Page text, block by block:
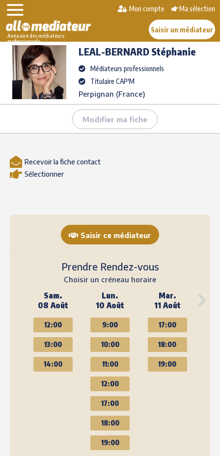
Skip
content
Annuaire des médiateurs
professionnels
Mon compte Ma sélection
Saisir un médiateur
AlloMediateur
Stéphanie
LEAL-BERNARD Stéphanie
Médiateurs professionnels
Titulaire CAP'M
Perpignan (France)
Modifier ma fiche
Recevoir la fiche contact
Sélectionner
Saisir ce médiateur
Prendre Rendez-vous
Choisir un créneau horaire
Sam.
08 Août
12:00
13:00
14:00
Lun.
10 Août
9:00
10:00
11:00
12:00
17:00
18:00
19:00
Mar.
11 Août
17:00
18:00
19:00